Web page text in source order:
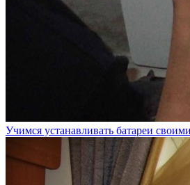
Учимся устанавливать батареи